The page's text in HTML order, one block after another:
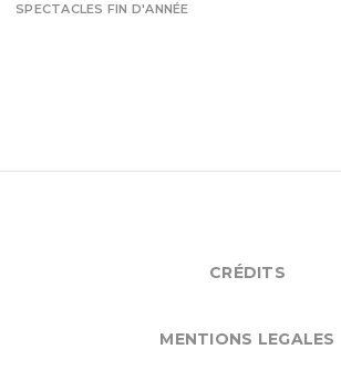
SPECTACLES FIN D'ANNÉE
CRÉDITS
MENTIONS LEGALES